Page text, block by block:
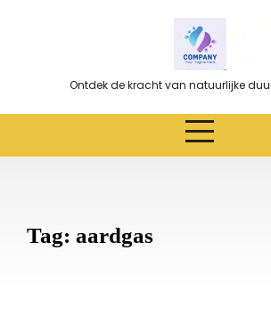
Ontdek de kracht van natuurlijke
Tag: aardgas